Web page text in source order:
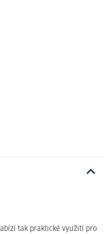
tak praktické využití pro